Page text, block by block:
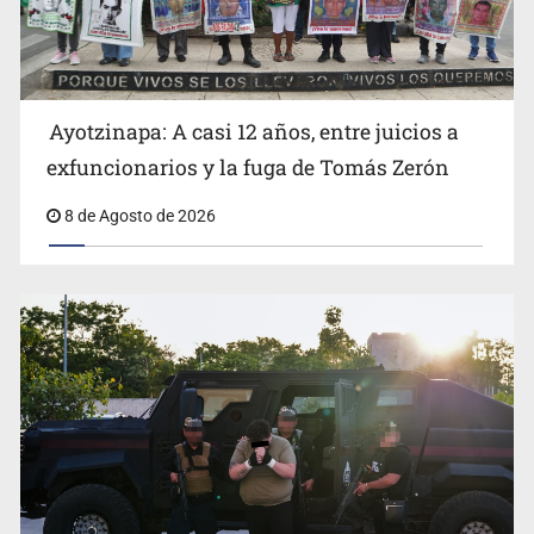
OPS alerta por aumento de casos de sarampión en
México y otros tres países de Ámerica
Ayotzinapa: A casi 12 años, entre juicios a
exfuncionarios y la fuga de Tomás Zerón
8 de Agosto de 2026